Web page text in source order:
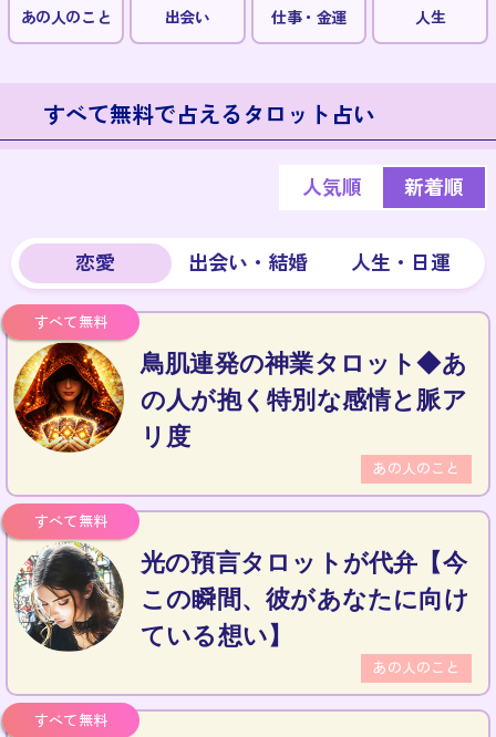
あの人のこと 出会い 仕事・金運 人生
すべて無料で占えるタロット占い
人気順 新着順
恋愛 出会い・結婚 人生・日運
あの人のこと
鳥肌連発の神業タロット◆あ
の人が抱く特別な感情と脈ア
リ度
あの人のこと
光の預言タロットが代弁【今
この瞬間、彼があなたに向け
ている想い】